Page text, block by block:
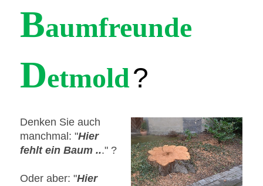
Baumfreunde
Detmold?
Denken Sie auch
manchmal: "Hier
fehlt ein Baum ..." ?
Oder aber: "Hier